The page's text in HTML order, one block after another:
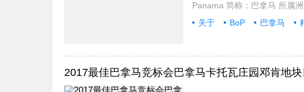
Panama 简称：巴拿马 所属
关于 BoP 巴拿马
2017最佳巴拿马竞标会巴拿马卡托瓦庄园邓肯地